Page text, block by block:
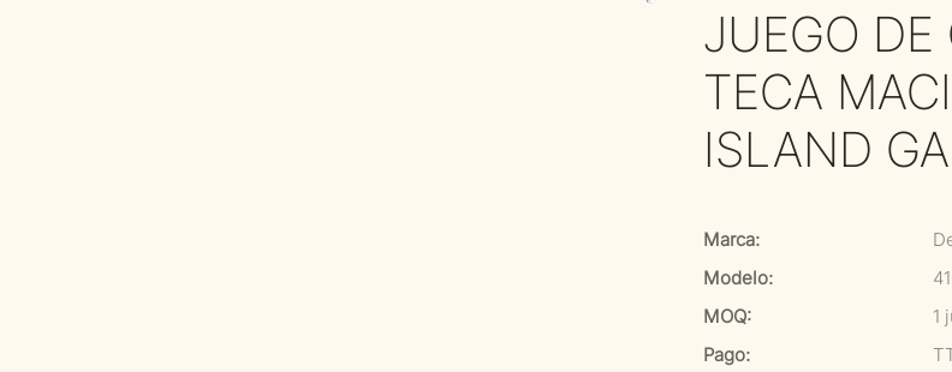
JUEGO DE
TECA
ISLAND
Marca:
Modelo:
MOQ:
1
Pago: